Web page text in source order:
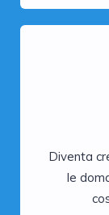
Diventa
le